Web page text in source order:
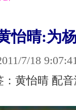
怡晴:为
7/18
：黄怡晴 配